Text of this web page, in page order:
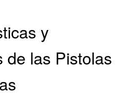
y
de las Pistolas